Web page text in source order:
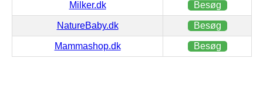
Milker.dk Besøg
NatureBaby.dk Besøg
Mammashop.dk Besøg